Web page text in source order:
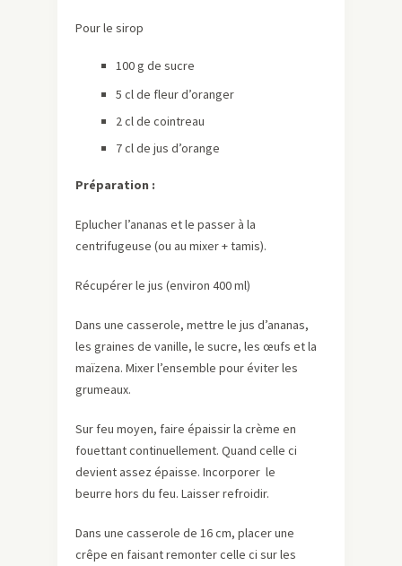
Pour le sirop
100 g de sucre
5 cl de fleur d’oranger
2 cl de cointreau
7 cl de jus d’orange
Préparation :
Eplucher l’ananas et le passer à la
centrifugeuse (ou au mixer + tamis).
Récupérer le jus (environ 400 ml)
Dans une casserole, mettre le jus d’ananas,
les graines de vanille, le sucre, les œufs et la
maïzena. Mixer l’ensemble pour éviter les
grumeaux.
Sur feu moyen, faire épaissir la crème en
fouettant continuellement. Quand celle ci
devient assez épaisse. Incorporer le
beurre hors du feu. Laisser refroidir.
Dans une casserole de 16 cm, placer une
crêpe en faisant remonter celle ci sur les